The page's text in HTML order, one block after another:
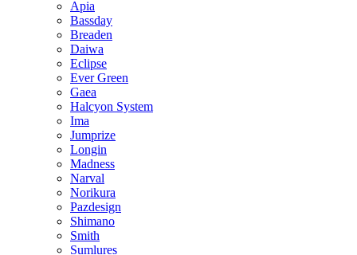
Apia
Bassday
Breaden
Daiwa
Eclipse
Ever Green
Gaea
Halcyon System
Ima
Jumprize
Longin
Madness
Narval
Norikura
Pazdesign
Shimano
Smith
Sumlures